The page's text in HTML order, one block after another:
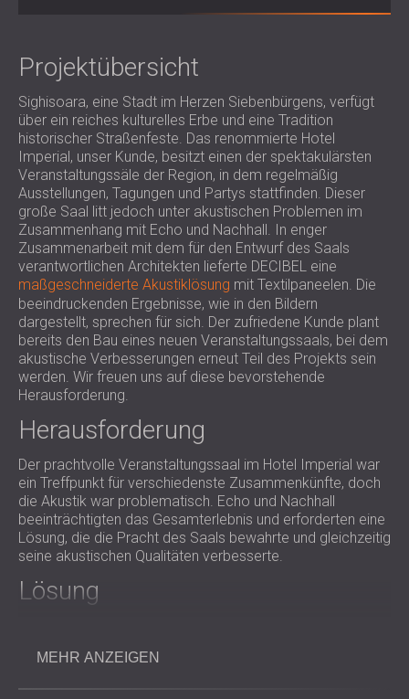
SCHALLSCHUTZ UND AKUSTIK FÜR
SCHALLDÄMMUNG UND
AKUSTIKLÖSUNGEN FÜR
EINZELHANDELSFLÄCHEN
SCHALLSCHUTZ UND AKUSTIK FÜR
BILDUNGSEINRICHTUNGEN
SCHALLSCHUTZ UND AKUSTIK FÜR
GESUNDHEITSEINRICHTUNGE
SCHALLSCHUTZ UND
AKUSTIKLÖSUNGEN FÜR DEN
AUDIOLOGIEBEREICH
SCHALLDÄMMUNG UND
AKUSTIKLÖSUNGEN FÜR
RECHENZENTREN
РОССИЯ (RU)
SOUTH AFRICA (ZA)
Projektübersicht
Sighisoara, eine Stadt im Herzen Siebenbürgens, verfügt
über ein reiches kulturelles Erbe und eine Tradition
historischer Straßenfeste. Das renommierte Hotel
Imperial, unser Kunde, besitzt einen der spektakulärsten
Veranstaltungssäle der Region, in dem regelmäßig
Ausstellungen, Tagungen und Partys stattfinden. Dieser
große Saal litt jedoch unter akustischen Problemen im
Zusammenhang mit Echo und Nachhall. In enger
Zusammenarbeit mit dem für den Entwurf des Saals
verantwortlichen Architekten lieferte DECIBEL eine
maßgeschneiderte Akustiklösung mit Textilpaneelen. Die
beeindruckenden Ergebnisse, wie in den Bildern
dargestellt, sprechen für sich. Der zufriedene Kunde plant
bereits den Bau eines neuen Veranstaltungssaals, bei dem
akustische Verbesserungen erneut Teil des Projekts sein
werden. Wir freuen uns auf diese bevorstehende
Herausforderung.
Herausforderung
Der prachtvolle Veranstaltungssaal im Hotel Imperial war
ein Treffpunkt für verschiedenste Zusammenkünfte, doch
die Akustik war problematisch. Echo und Nachhall
beeinträchtigten das Gesamterlebnis und erforderten eine
Lösung, die die Pracht des Saals bewahrte und gleichzeitig
seine akustischen Qualitäten verbesserte.
Lösung
Enge Zusammenarbeit mit dem Architekten, um die
und eine geeignete Lösung zu entwerfen.
MEHR ANZEIGEN